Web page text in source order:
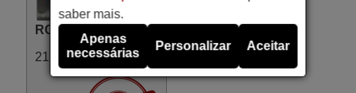
RC39170 (30105973)
21,07 €(IVA incluído)
saber mais.
Apenas
necessárias
Personalizar Aceitar